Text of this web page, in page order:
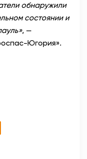
обнаружили
состоянии и
, —
Югория».